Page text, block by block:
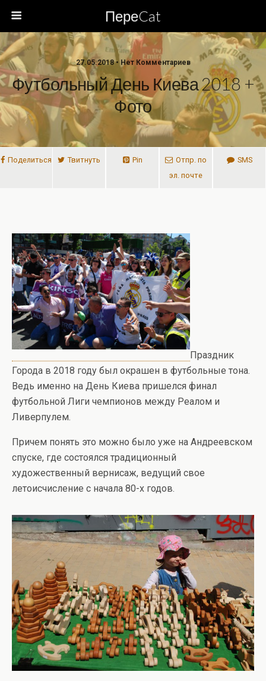
ПереCat
27.05.2018 • Нет Комментариев
Футбольный День Киева 2018 +
Фото
Поделиться Твитнуть Pin
Отпр. по
эл. почте
SMS
Праздник
Города в 2018 году был окрашен в футбольные тона.
Ведь именно на День Киева пришелся финал
футбольной Лиги чемпионов между Реалом и
Ливерпулем.
Причем понять это можно было уже на Андреевском
спуске, где состоялся традиционный
художественный вернисаж, ведущий свое
летоисчисление с начала 80-х годов.